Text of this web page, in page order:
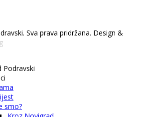
Sva prava pridržana. Design &
Podravski
smo?